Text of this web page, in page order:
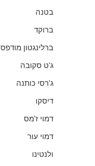
בטנה
ברוקד
ברלינגטון מודפס
ג'ט סקובה
ג'רסי כותנה
דיסקו
דמוי ז'מס
דמוי עור
ולנטינו